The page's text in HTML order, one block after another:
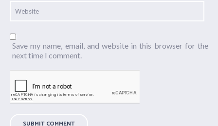
Save my name, email, and website in this browser for the
next time I comment.